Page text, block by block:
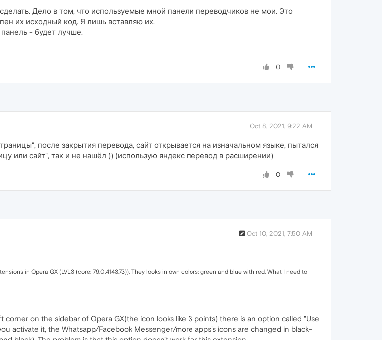
Дело в том, что используемые мной панели переводчиков не мои. Это
их исходный код. Я лишь вставляю их.
- будет лучше.
0
Oct 8, 2021, 9:22 AM
после закрытия перевода, сайт открывается на изначальном языке, пытался
или сайт", так и не нашёл )) (использую яндекс перевод в расширении)
0
Oct 10, 2021, 7:50 AM
in Opera GX (LVL3 (core: 79.0.4143.73)). They looks in own colors: green and blue with red. What I need to
on the sidebar of Opera GX(the icon looks like 3 points) there is an option called "Use
activate it, the Whatsapp/Facebook Messenger/more apps's icons are changed in black-